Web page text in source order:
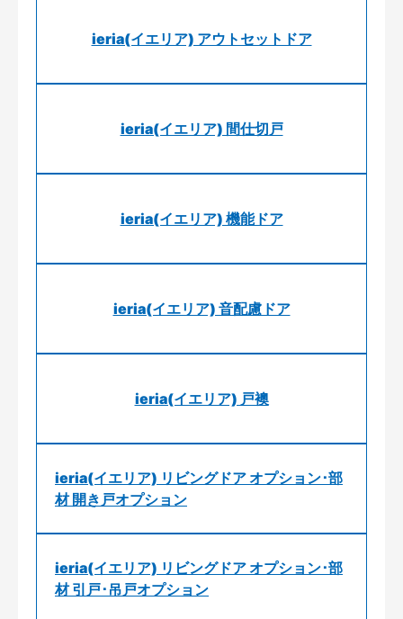
ieria(イエリア) アウトセットドア
ieria(イエリア) 間仕切戸
ieria(イエリア) 機能ドア
ieria(イエリア) 音配慮ドア
ieria(イエリア) 戸襖
ieria(イエリア) リビングドア オプション･部
材 開き戸オプション
ieria(イエリア) リビングドア オプション･部
材 引戸･吊戸オプション